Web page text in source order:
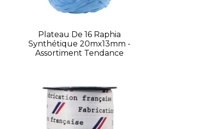
Plateau De 16 Raphia
Synthétique 20mx13mm -
Assortiment Tendance